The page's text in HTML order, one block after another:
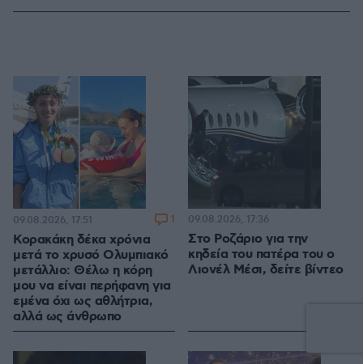
Κορακάκη δέκα χρόνια
μετά το χρυσό Ολυμπιακό
μετάλλιο: Θέλω η κόρη
μου να είναι περήφανη για
εμένα όχι ως αθλήτρια,
αλλά ως άνθρωπο
09.08.2026, 17:51 1
Στο Ροζάριο για την
κηδεία του πατέρα του ο
Λιονέλ Μέσι, δείτε βίντεο
09.08.2026, 17:36